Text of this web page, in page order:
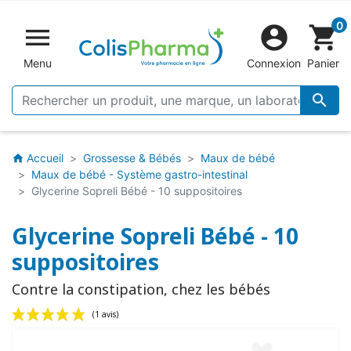

Menu


Connexion
shopping_cart0
Panier
home Accueil Grossesse & Bébés
Maux de bébé
Maux de bébé - Système gastro-intestinal
Glycerine Sopreli Bébé - 10 suppositoires
Glycerine Sopreli Bébé - 10
suppositoires
Contre la constipation, chez les bébés